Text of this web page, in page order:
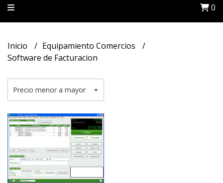
0
Inicio
Equipamiento Comercios
Software de Facturacion